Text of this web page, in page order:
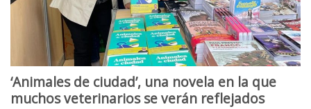
‘Animales de ciudad’, una novela en la que
muchos veterinarios se verán reflejados